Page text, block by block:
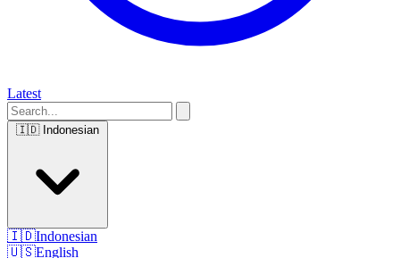
Latest
🇮🇩 Indonesian
🇮🇩Indonesian
🇺🇸English